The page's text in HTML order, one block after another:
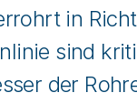
in
sind
der